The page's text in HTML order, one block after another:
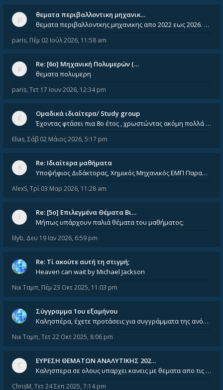
θεματα περιβαλλοντικη μηχανικ…
θεματα περιβαλλοντκης μηχανικης απο 2022 εως 2026. Δεν ειναι μεσα του Σεπτεμβιου του 2025. Αν τα εχει καποιος ας τα ανε
paris, Πέμ 02 Ιούλ 2026, 11:58 am
Re: [6o] Mηχανική Πολυμερών (…
θεματα πολυμερη
paris, Τετ 17 Ιουν 2026, 12:34 pm
Ομαδικά ιδιαίτερα/ Study group
Έχοντας φτάσει πια 8ο έτος , χρωστώντας ακόμη πολλά και χωρίς καμία όρεξη ούτε να διαβάσω μόνος μου ούτε να παρακολουθήσ
Elias, Σάβ 02 Μάιος 2026, 5:17 pm
Re: Ιδιαίτερα μαθήματα
Υποψήφιος Διδάκτορας, Χημικός Μηχανικός ΕΜΠ Παραδίδω ιδιαίτερα μαθήματα μέσης και ανώτατης εκπαίδευσης σε θετικές και τε
AlexS, Τρί 03 Μαρ 2026, 11:28 am
Re: [5ο] Επιλεγμένα Θέματα Βι…
Μήπως υπάρχουν παλιά θέματα του μαθήματος;
lilyb, Δευ 19 Ιαν 2026, 6:59 pm
Re: Tί ακούτε αυτή τη στιγμή;
Heaven can wait by Michael Jackson
Νικ Ταμπ, Πέμ 23 Οκτ 2025, 11:03 pm
Σύγγραμμα 1ου εξαμήνου
Καλησπέρα, έχετε προτάσεις για συγγράμματα της ανόργανης χημείας? Είμαι ανάμεσα σε Λιοδάκη, Chung και Atkins
Νικ Ταμπ, Τετ 22 Οκτ 2025, 8:06 pm
ΕΥΡΕΣΗ ΘΕΜΑΤΩΝ ΑΝΑΛΥΤΙΚΗΣ 202…
Καλησπερα σε ολους υπαρχει κανεις με θεματα απο τις εξετασεις του ιουνιου και σεπτεμβρίου για την αναλυτικη χημεια
ChrisM, Τετ 24 Σεπ 2025, 7:14 pm